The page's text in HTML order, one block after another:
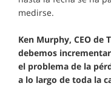
medirse.
Ken Murphy, CEO de
debemos
el problema de la
a lo largo de toda la